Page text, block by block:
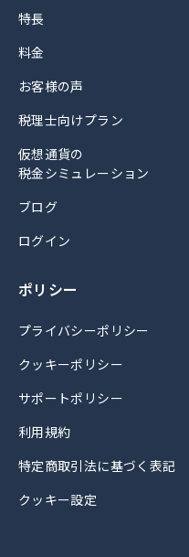
特長
料金
お客様の声
税理士向けプラン
仮想通貨の
税金シミュレーション
ブログ
ログイン
ポリシー
プライバシーポリシー
クッキーポリシー
サポートポリシー
利用規約
特定商取引法に基づく表記
クッキー設定